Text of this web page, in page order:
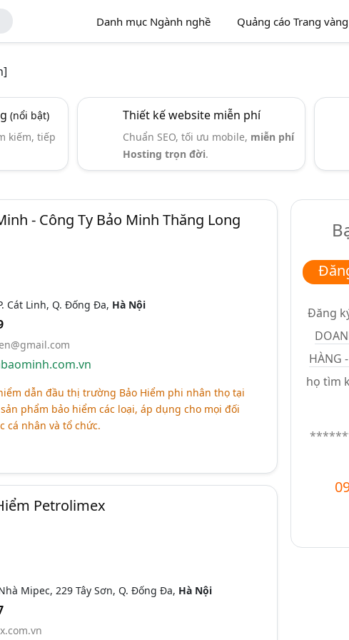
Danh mục Ngành nghề Quảng cáo Trang vàng
(nổi bật)
kiếm, tiếp
Thiết kế website miễn phí
Chuẩn SEO, tối ưu mobile, miễn phí
Hosting trọn đời.
- Công Ty Bảo Minh Thăng Long
Cát Linh, Q. Đống Đa, Hà Nội
dẫn đầu thị trường Bảo Hiểm phi nhân thọ tại
phẩm bảo hiểm các loại, áp dụng cho mọi đối
cá nhân và tổ chức.
Petrolimex
Mipec, 229 Tây Sơn, Q. Đống Đa, Hà Nội
Đăng
HÀNG
họ tìm